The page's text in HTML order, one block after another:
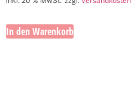
In den Warenkorb